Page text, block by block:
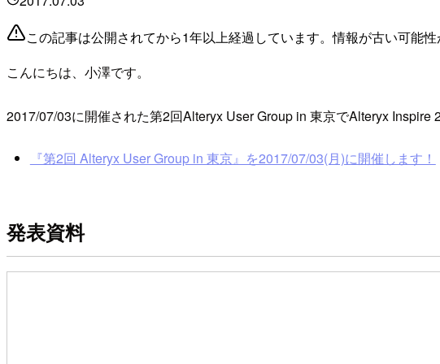
この記事は公開されてから1年以上経過しています。情報が古い可能性
こんにちは、小澤です。
2017/07/03に開催された第2回Alteryx User Group in 東京でAlteryx Inspire
『第2回 Alteryx User Group in 東京』を2017/07/03(月)に開催します！
発表資料